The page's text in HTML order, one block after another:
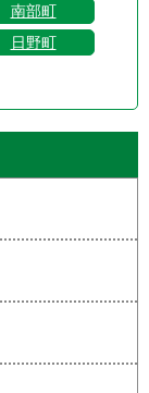
南部町
日野町